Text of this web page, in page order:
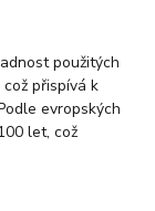
použitých
přispívá k
evropských
let, což